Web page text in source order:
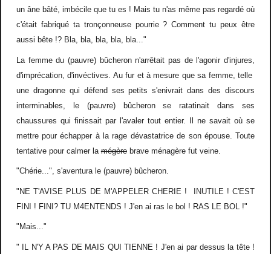
un âne bâté, imbécile que tu es ! Mais tu n'as même pas regardé où
c'était fabriqué ta tronçonneuse pourrie ? Comment tu peux être
aussi bête !? Bla, bla, bla, bla, bla..."
La femme du (pauvre) bûcheron n'arrêtait pas de l'agonir d'injures,
d'imprécation, d'invéctives. Au fur et à mesure que sa femme, telle
une dragonne qui défend ses petits s'enivrait dans des discours
interminables, le (pauvre) bûcheron se ratatinait dans ses
chaussures qui finissait par l'avaler tout entier. Il ne savait où se
mettre pour échapper à la rage dévastatrice de son épouse. Toute
tentative pour calmer lamégèrebrave ménagère fut veine.
"Chérie...", s'aventura le (pauvre) bûcheron.
"NE T'AVISE PLUS DE M'APPELER CHERIE ! INUTILE ! C'EST
FINI ! FINI? TU M4ENTENDS ! J'en ai ras le bol ! RAS LE BOL !"
"Mais..."
" IL N'Y A PAS DE MAIS QUI TIENNE ! J'en ai par dessus la tête !